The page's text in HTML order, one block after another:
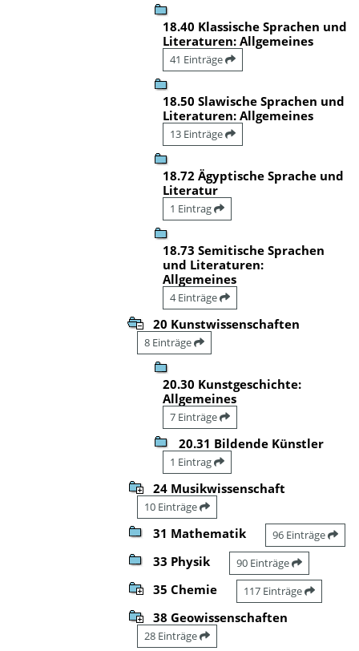
18.40 Klassische Sprachen und
Literaturen: Allgemeines
41 Einträge
18.50 Slawische Sprachen und
Literaturen: Allgemeines
13 Einträge
18.72 Ägyptische Sprache und
Literatur
1 Eintrag
18.73 Semitische Sprachen
und Literaturen:
Allgemeines
4 Einträge
20 Kunstwissenschaften
8 Einträge
20.30 Kunstgeschichte:
Allgemeines
7 Einträge
20.31 Bildende Künstler
1 Eintrag
24 Musikwissenschaft
10 Einträge
31 Mathematik 96 Einträge
33 Physik 90 Einträge
35 Chemie 117 Einträge
38 Geowissenschaften
28 Einträge